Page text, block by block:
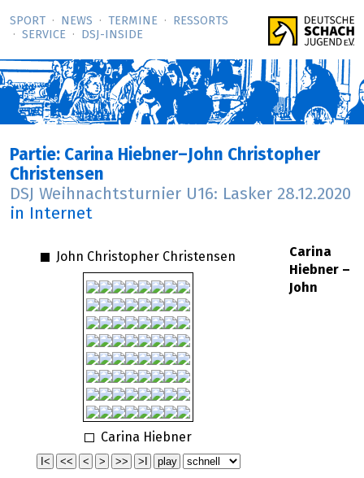
SPORT NEWS TERMINE
RESSORTS
SERVICE
DSJ-­INSIDE
Partie: Carina Hiebner–John Christopher
Christensen
DSJ Weihnachtsturnier U16: Lasker 28.12.2020
in Internet
John Christopher Christensen
Carina Hiebner
Carina
Hiebner –
John